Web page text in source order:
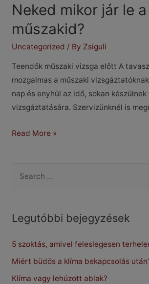
Neked mikor jár le a
műszakid?
Uncategorized / By Zsiguli
Teendők műszaki vizsga előtt A
mozgalmas a műszaki
nap és enyhül az idő, sokan
vizsgáztatására. Szervizünknél is
Neked
Read More »
r
h
f
o
Legutóbbi bejegyzések
5 szoktás, amivel feleslegesen
Miért büdös a klíma bekapcsolás
Klíma vagy lehúzott ablak?